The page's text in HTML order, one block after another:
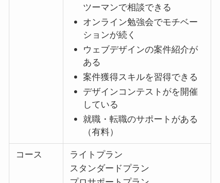
ツーマンで相談できる
オンライン勉強会でモチベー
ションが続く
ウェブデザインの案件紹介が
ある
案件獲得スキルを習得できる
デザインコンテストがを開催
している
就職・転職のサポートがある
（有料）
コース
ライトプラン
スタンダードプラン